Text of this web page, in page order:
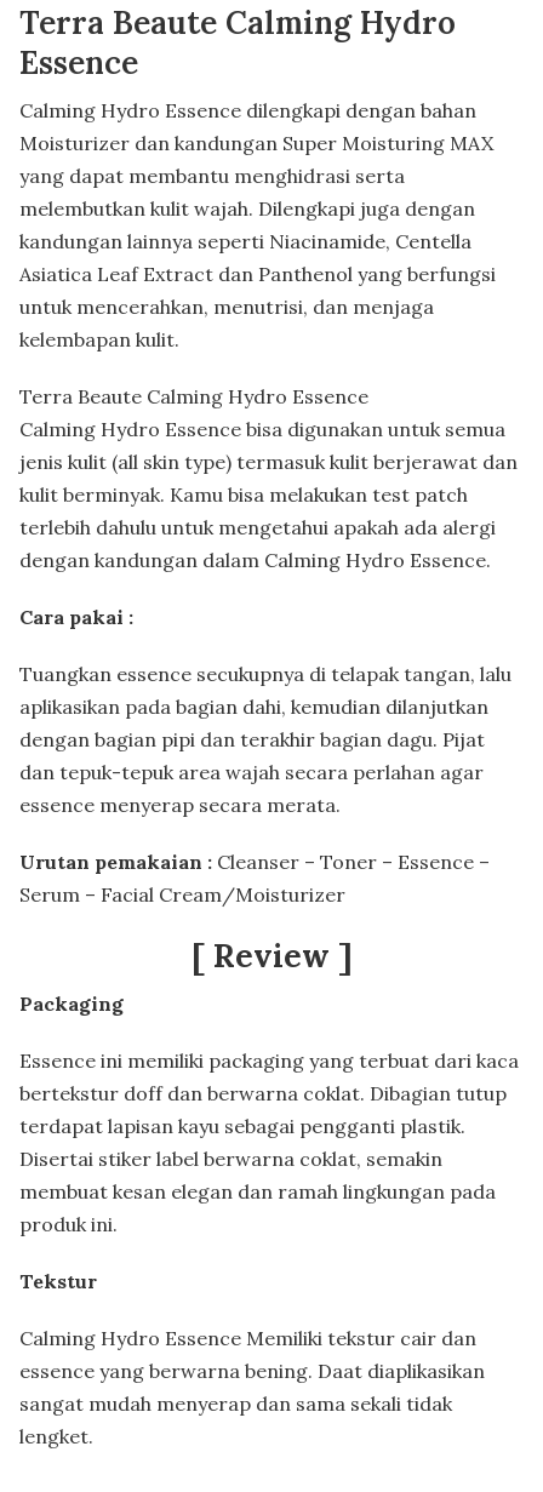
Terra Beaute Calming Hydro
Essence
Calming Hydro Essence dilengkapi dengan bahan
Moisturizer dan kandungan Super Moisturing MAX
yang dapat membantu menghidrasi serta
melembutkan kulit wajah. Dilengkapi juga dengan
kandungan lainnya seperti Niacinamide, Centella
Asiatica Leaf Extract dan Panthenol yang berfungsi
untuk mencerahkan, menutrisi, dan menjaga
kelembapan kulit.
Terra Beaute Calming Hydro Essence
Calming Hydro Essence bisa digunakan untuk semua
jenis kulit (all skin type) termasuk kulit berjerawat dan
kulit berminyak. Kamu bisa melakukan test patch
terlebih dahulu untuk mengetahui apakah ada alergi
dengan kandungan dalam Calming Hydro Essence.
Cara pakai :
Tuangkan essence secukupnya di telapak tangan, lalu
aplikasikan pada bagian dahi, kemudian dilanjutkan
dengan bagian pipi dan terakhir bagian dagu. Pijat
dan tepuk-tepuk area wajah secara perlahan agar
essence menyerap secara merata.
Urutan pemakaian : Cleanser – Toner – Essence –
Serum – Facial Cream/Moisturizer
[ Review ]
Packaging
Essence ini memiliki packaging yang terbuat dari kaca
bertekstur doff dan berwarna coklat. Dibagian tutup
terdapat lapisan kayu sebagai pengganti plastik.
Disertai stiker label berwarna coklat, semakin
membuat kesan elegan dan ramah lingkungan pada
produk ini.
Tekstur
Calming Hydro Essence Memiliki tekstur cair dan
essence yang berwarna bening. Daat diaplikasikan
sangat mudah menyerap dan sama sekali tidak
lengket.